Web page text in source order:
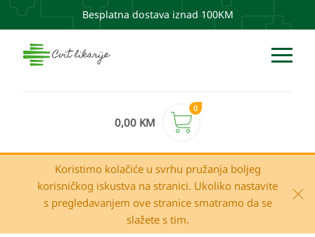
Besplatna dostava iznad 100KM
0,00 KM
0
Koristimo kolačiće u svrhu pružanja boljeg
korisničkog iskustva na stranici. Ukoliko nastavite
s pregledavanjem ove stranice smatramo da se
slažete s tim.